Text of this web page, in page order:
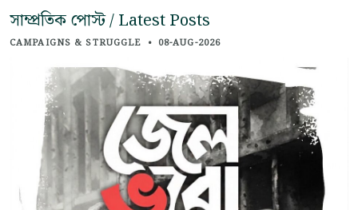
সাম্প্রতিক পোস্ট / Latest Posts
CAMPAIGNS & STRUGGLE • 08-AUG-2026